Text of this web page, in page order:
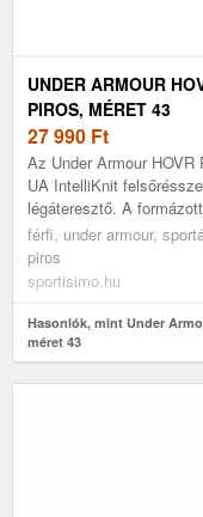
UNDER ARMOUR
PIROS, MÉRET 43
27 990 Ft
Az Under Armour
UA IntelliKnit
légáteresztő. A
férfi, under armour,
piros
sportisimo.hu
Hasonlók, mint Under
méret 43